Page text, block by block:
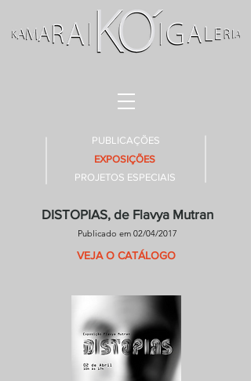
PUBLICAÇÕES
EXPOSIÇÕES
PROJETOS ESPECIAIS
DISTOPIAS, de Flavya Mutran
VEJA O CATÁLOGO
Publicado em 02/04/2017